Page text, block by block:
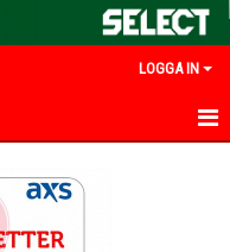
LOGGA IN